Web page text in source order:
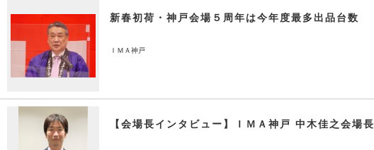
新春初荷・神戸会場５周年は今年度最多出品台数
ＩＭＡ神戸
【会場長インタビュー】ＩＭＡ神戸 中木佳之会場長